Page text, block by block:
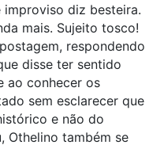
improviso diz besteira.
mais. Sujeito tosco!
respondendo
disse ter sentido
ao conhecer os
sem esclarecer que
e não do
Othelino também se